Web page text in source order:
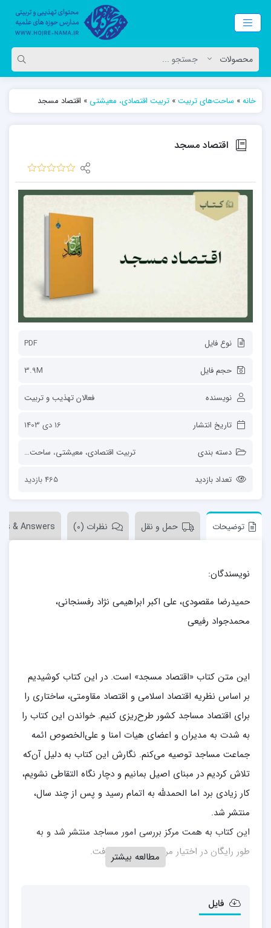
خانه» ساحت‌های تربیت» تربیت اقتصادی، معیشتی » اقتصاد مسجد
اقتصاد مسجد
نوع فایل PDF
حجم فایل 3.9M
نویسنده فعالان تهذیب و تربیت
تاریخ انتشار 16 دی 1403
دسته بندی تربیت اقتصادی، معیشتی، ساحت‌های تربیت
تعداد بازدید 465 بازدید
توضیحات حمل و نقل نظرات (0) & Answers
نویسندگان:
حمیدرضا مقصودی، علی اکبر ابراهیمی نژاد رفسنجانی،
محمدجواد رفیعی
این متن کتاب «اقتصاد مسجد» است. در این کتاب کوشیدیم
بر اساس نظریه اقتصاد اسلامی و اقتصاد مقاومتی، ساختاری را
برای اقتصاد مساجد کشور طرح‌ریزی کنیم. خواندن این کتاب را
به شدت به مدیران و اعضای هیات امنا و علی‌الخصوص ائمه
جماعت مساجد توصیه می‌کنم. نگارش این کتاب به دلیل آن‌که
تلاش کردیم در مبنای اصیل بمانیم و دچار نگاه التقاطی نشویم،
کار زیادی برد اما الحمدلله به اتمام رسید و پس از چند سال،
منتشر شد.
این کتاب به همت مرکز بررسی امور مساجد منتشر شد و به
طور رایگان در اختیار مردم شریف قرار گرفت.
مطالعه بیشتر
فایل